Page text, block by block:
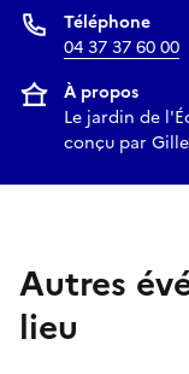
Téléphone
04 37 37 60 00
À propos
Le jardin de
conçu par
Autres
lieu